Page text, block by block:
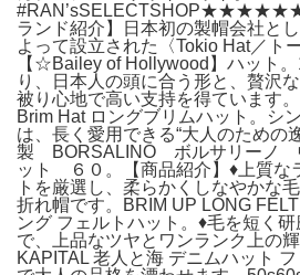
ランド紹介】日本初の製帽会社と
よって設立された〈Tokio Hat／ト
【☆Bailey of Hollywood】ハット
り、日本人の頭に合う形と、贅沢
被り心地で高い支持を得ています
Brim Hat ロングブリムハット。シ
は、長く愛用できる“大人のための
製 BORSALINO ボルサリーノ
ット ６０。【商品紹介】♦︎上質な
トを厳選し、柔らかくしなやかな
折れ帽です。BRIM UP LONG
ング フェルトハット。♦︎毛を短く
で、上品なツヤとワンランク上の
KAPITAL 老人と海 デニムハット